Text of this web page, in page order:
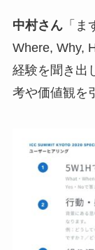
中村さん「 ま
Where, Why,
経験を聞き出
考や価値観を